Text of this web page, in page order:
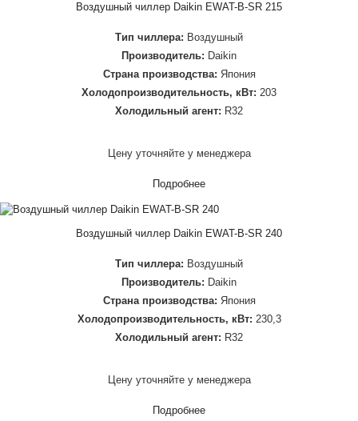
Воздушный чиллер Daikin EWAT-B-SR 215
Тип чиллера: Воздушный
Производитель: Daikin
Страна производства: Япония
Холодопроизводительность, кВт: 203
Холодильный агент: R32
Цену уточняйте у менеджера
Подробнее
Воздушный чиллер Daikin EWAT-B-SR 240
Тип чиллера: Воздушный
Производитель: Daikin
Страна производства: Япония
Холодопроизводительность, кВт: 230,3
Холодильный агент: R32
Цену уточняйте у менеджера
Подробнее